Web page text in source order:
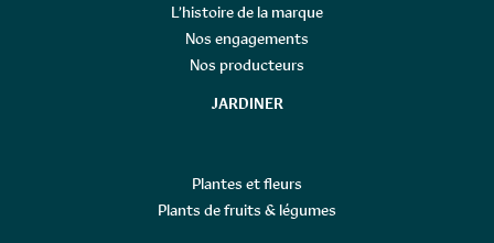
L’histoire de la marque
Nos engagements
Nos producteurs
JARDINER
Plantes et fleurs
Plants de fruits & légumes